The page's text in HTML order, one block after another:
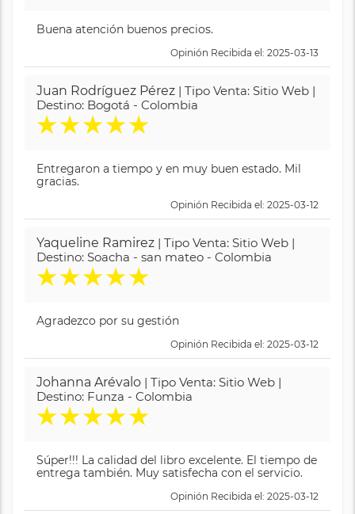
Buena atención buenos precios.
Opinión Recibida el: 2025-03-13
Juan Rodríguez Pérez | Tipo Venta: Sitio Web |
Destino: Bogotá - Colombia
★★★★★
Entregaron a tiempo y en muy buen estado. Mil
gracias.
Opinión Recibida el: 2025-03-12
Yaqueline Ramirez | Tipo Venta: Sitio Web |
Destino: Soacha - san mateo - Colombia
★★★★★
Agradezco por su gestión
Opinión Recibida el: 2025-03-12
Johanna Arévalo | Tipo Venta: Sitio Web |
Destino: Funza - Colombia
★★★★★
Súper!!! La calidad del libro excelente. El tiempo de
entrega también. Muy satisfecha con el servicio.
Opinión Recibida el: 2025-03-12